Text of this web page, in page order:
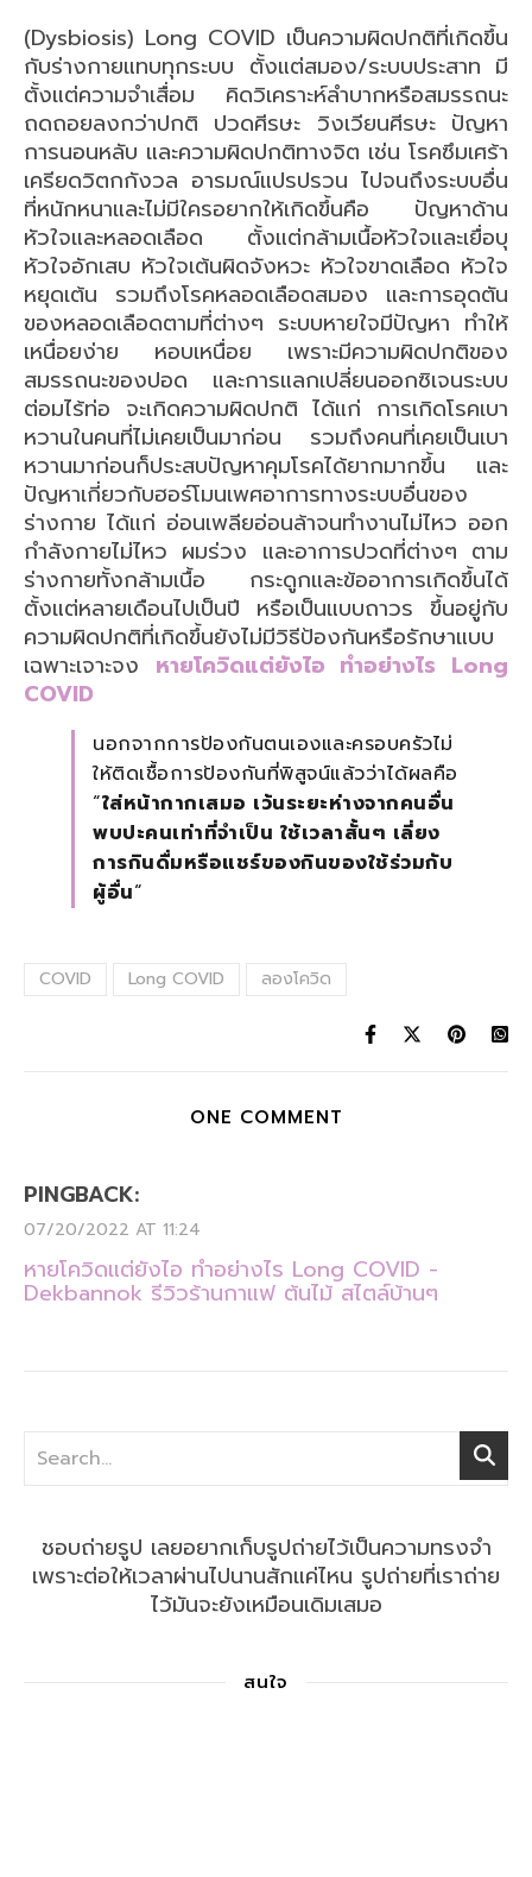
(Dysbiosis) Long COVID เป็นความผิดปกติที่เกิดขึ้น
กับร่างกายแทบทุกระบบ ตั้งแต่สมอง/ระบบประสาท มี
ตั้งแต่ความจำเสื่อม คิดวิเคราะห์ลำบากหรือสมรรถนะ
ถดถอยลงกว่าปกติ ปวดศีรษะ วิงเวียนศีรษะ ปัญหา
การนอนหลับ และความผิดปกติทางจิต เช่น โรคซึมเศร้า
เครียดวิตกกังวล อารมณ์แปรปรวน ไปจนถึงระบบอื่น
ที่หนักหนาและไม่มีใครอยากให้เกิดขึ้นคือ ปัญหาด้าน
หัวใจและหลอดเลือด ตั้งแต่กล้ามเนื้อหัวใจและเยื่อบุ
หัวใจอักเสบ หัวใจเต้นผิดจังหวะ หัวใจขาดเลือด หัวใจ
หยุดเต้น รวมถึงโรคหลอดเลือดสมอง และการอุดตัน
ของหลอดเลือดตามที่ต่างๆ ระบบหายใจมีปัญหา ทำให้
เหนื่อยง่าย หอบเหนื่อย เพราะมีความผิดปกติของ
สมรรถนะของปอด และการแลกเปลี่ยนออกซิเจนระบบ
ต่อมไร้ท่อ จะเกิดความผิดปกติ ได้แก่ การเกิดโรคเบา
หวานในคนที่ไม่เคยเป็นมาก่อน รวมถึงคนที่เคยเป็นเบา
หวานมาก่อนก็ประสบปัญหาคุมโรคได้ยากมากขึ้น และ
ปัญหาเกี่ยวกับฮอร์โมนเพศอาการทางระบบอื่นของ
ร่างกาย ได้แก่ อ่อนเพลียอ่อนล้าจนทำงานไม่ไหว ออก
กำลังกายไม่ไหว ผมร่วง และอาการปวดที่ต่างๆ ตาม
ร่างกายทั้งกล้ามเนื้อ กระดูกและข้ออาการเกิดขึ้นได้
ตั้งแต่หลายเดือนไปเป็นปี หรือเป็นแบบถาวร ขึ้นอยู่กับ
ความผิดปกติที่เกิดขึ้นยังไม่มีวิธีป้องกันหรือรักษาแบบ
เฉพาะเจาะจง หายโควิดแต่ยังไอ ทำอย่างไร Long
COVID
นอกจากการป้องกันตนเองและครอบครัวไม่
ให้ติดเชื้อการป้องกันที่พิสูจน์แล้วว่าได้ผลคือ
“ใส่หน้ากากเสมอ เว้นระยะห่างจากคนอื่น
พบปะคนเท่าที่จำเป็น ใช้เวลาสั้นๆ เลี่ยง
การกินดื่มหรือแชร์ของกินของใช้ร่วมกับ
ผู้อื่น“
COVID Long COVID ลองโควิด
ONE COMMENT
PINGBACK:
07/20/2022 AT 11:24
หายโควิดแต่ยังไอ ทำอย่างไร Long COVID -
Dekbannok รีวิวร้านกาแฟ ต้นไม้ สไตล์บ้านๆ
ชอบถ่ายรูป เลยอยากเก็บรูปถ่ายไว้เป็นความทรงจำ
เพราะต่อให้เวลาผ่านไปนานสักแค่ไหน รูปถ่ายที่เราถ่าย
ไว้มันจะยังเหมือนเดิมเสมอ
สนใจ